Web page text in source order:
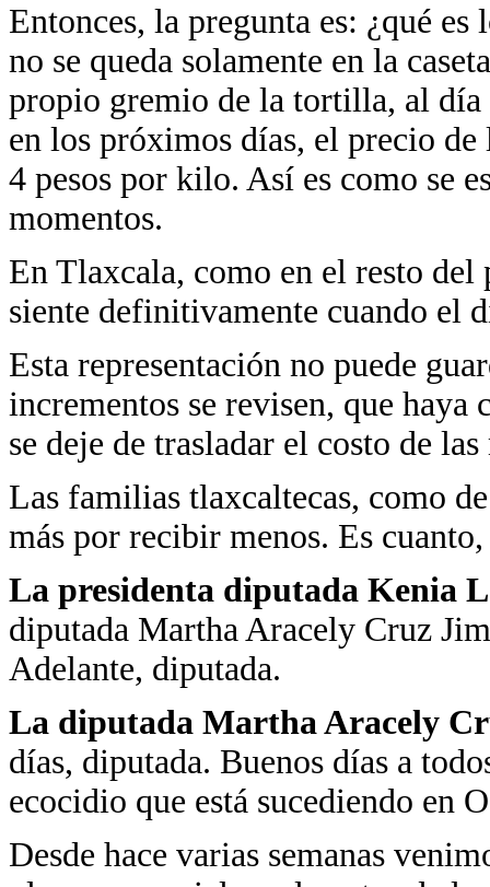
Entonces, la pregunta es: ¿qué es
no se queda solamente en la
propio gremio de la tortilla, al
en los próximos días, el precio
4 pesos por kilo. Así es como se
momentos.
En Tlaxcala, como en el resto del
siente definitivamente cuando el
Esta representación no puede
incrementos se revisen, que haya
se deje de trasladar el costo de
Las familias tlaxcaltecas, como
más por recibir menos. Es
La presidenta diputada Kenia
diputada Martha Aracely Cruz
Adelante, diputada.
La diputada Martha Aracely
días, diputada. Buenos días a
ecocidio que está sucediendo en
Desde hace varias semanas